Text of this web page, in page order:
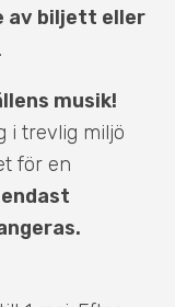
av biljett eller
.
musik!
i trevlig miljö
för en